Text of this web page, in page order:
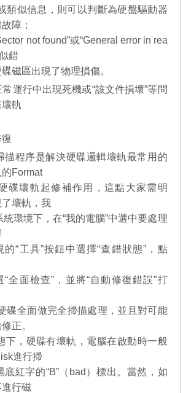
類似信息，則可以判斷為硬盤驅動器
障；
not found”或“General error in rea
錯
磁區出現了物理損傷。
運行中出現死機或“該文件損壞”等問
軌
程序是解決硬碟邏輯壞軌最常用的
Format
碟壞軌起修補作用，這點大家需明
壞軌，我
環境下，在“我的電腦”中選中要處理
的“工具”按鈕中選擇“查錯狀態”，點
“全面檢查”，並將“自動修復錯誤”打
碟全面做完全掃描處理，並且對可能
正。
下，硬碟有壞軌，電腦在啟動時一般
進行掃
紅字的“B”（bad）標出。當然，如
行磁